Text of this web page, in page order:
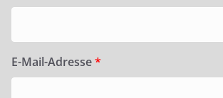
E-Mail-Adresse*